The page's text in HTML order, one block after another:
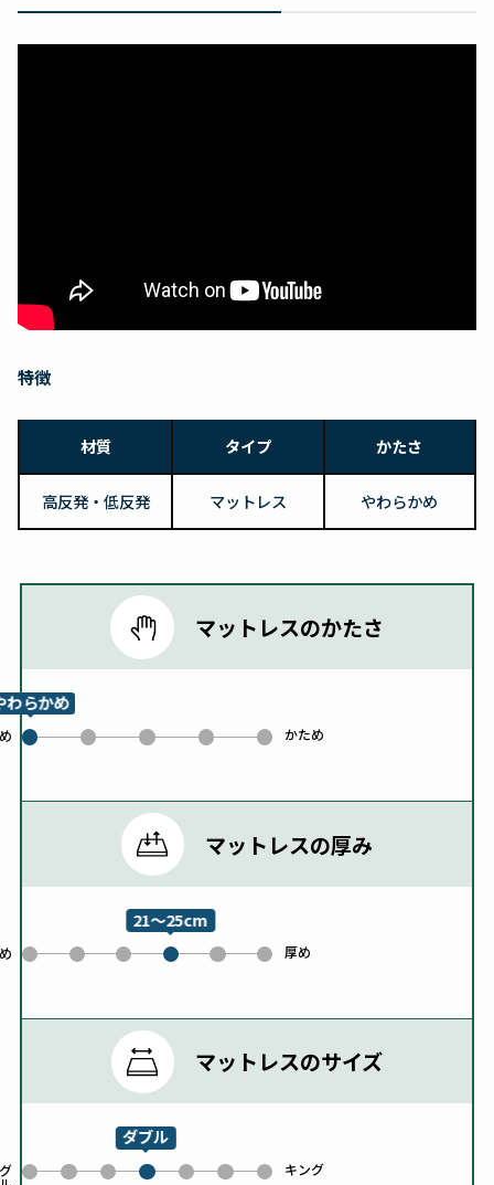
特徴
材質 タイプ かたさ
高反発・低反発 マットレス やわらかめ
マットレスのかたさ
0
わらかめ
1 2 3 かため
4
マットレスの厚み
0 1
2
3
21～25cm
4 厚め
5
マットレスのサイズ
0 1
2
ダブル
4 5 キング
6